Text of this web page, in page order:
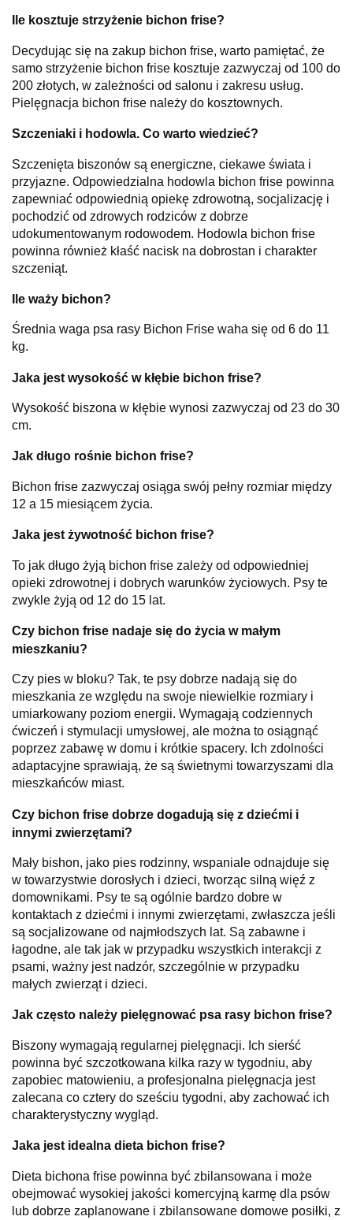
Ile kosztuje strzyżenie bichon frise?
Decydując się na zakup bichon frise, warto pamiętać, że
samo strzyżenie bichon frise kosztuje zazwyczaj od 100 do
200 złotych, w zależności od salonu i zakresu usług.
Pielęgnacja bichon frise należy do kosztownych.
Szczeniaki i hodowla. Co warto wiedzieć?
Szczenięta biszonów są energiczne, ciekawe świata i
przyjazne. Odpowiedzialna hodowla bichon frise powinna
zapewniać odpowiednią opiekę zdrowotną, socjalizację i
pochodzić od zdrowych rodziców z dobrze
udokumentowanym rodowodem. Hodowla bichon frise
powinna również kłaść nacisk na dobrostan i charakter
szczeniąt.
Ile waży bichon?
Średnia waga psa rasy Bichon Frise waha się od 6 do 11
kg.
Jaka jest wysokość w kłębie bichon frise?
Wysokość biszona w kłębie wynosi zazwyczaj od 23 do 30
cm.
Jak długo rośnie bichon frise?
Bichon frise zazwyczaj osiąga swój pełny rozmiar między
12 a 15 miesiącem życia.
Jaka jest żywotność bichon frise?
To jak długo żyją bichon frise zależy od odpowiedniej
opieki zdrowotnej i dobrych warunków życiowych. Psy te
zwykle żyją od 12 do 15 lat.
Czy bichon frise nadaje się do życia w małym
mieszkaniu?
Czy pies w bloku? Tak, te psy dobrze nadają się do
mieszkania ze względu na swoje niewielkie rozmiary i
umiarkowany poziom energii. Wymagają codziennych
ćwiczeń i stymulacji umysłowej, ale można to osiągnąć
poprzez zabawę w domu i krótkie spacery. Ich zdolności
adaptacyjne sprawiają, że są świetnymi towarzyszami dla
mieszkańców miast.
Czy bichon frise dobrze dogadują się z dziećmi i
innymi zwierzętami?
Mały bishon, jako pies rodzinny, wspaniale odnajduje się
w towarzystwie dorosłych i dzieci, tworząc silną więź z
domownikami. Psy te są ogólnie bardzo dobre w
kontaktach z dziećmi i innymi zwierzętami, zwłaszcza jeśli
są socjalizowane od najmłodszych lat. Są zabawne i
łagodne, ale tak jak w przypadku wszystkich interakcji z
psami, ważny jest nadzór, szczególnie w przypadku
małych zwierząt i dzieci.
Jak często należy pielęgnować psa rasy bichon frise?
Biszony wymagają regularnej pielęgnacji. Ich sierść
powinna być szczotkowana kilka razy w tygodniu, aby
zapobiec matowieniu, a profesjonalna pielęgnacja jest
zalecana co cztery do sześciu tygodni, aby zachować ich
charakterystyczny wygląd.
Jaka jest idealna dieta bichon frise?
Dieta bichona frise powinna być zbilansowana i może
obejmować wysokiej jakości komercyjną karmę dla psów
lub dobrze zaplanowane i zbilansowane domowe posiłki, z